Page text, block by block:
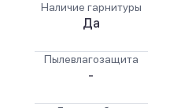
Наличие гарнитуры
Да
Пылевлагозащита
-